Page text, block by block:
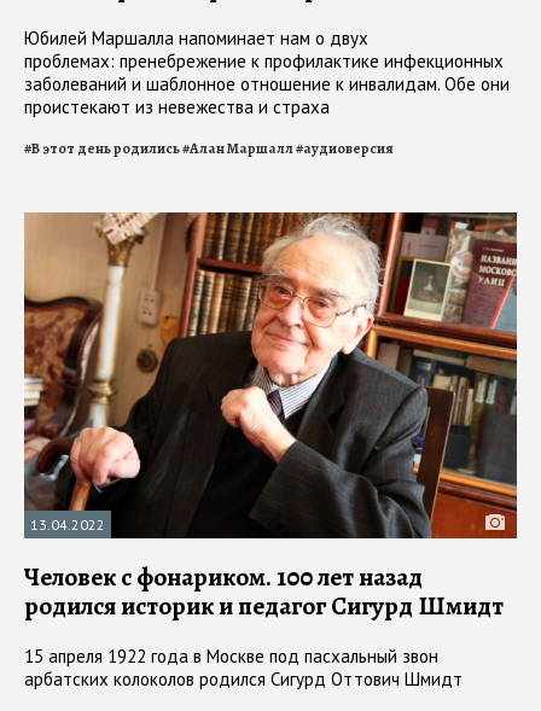
Юбилей Маршалла напоминает нам о двух
проблемах: пренебрежение к профилактике инфекционных
заболеваний и шаблонное отношение к инвалидам. Обе они
проистекают из невежества и страха
#В этот день родились#Алан Маршалл#аудиоверсия
13.04.2022
Человек с фонариком. 100 лет назад
родился историк и педагог Сигурд Шмидт
15 апреля 1922 года в Москве под пасхальный звон
арбатских колоколов родился Сигурд Оттович Шмидт